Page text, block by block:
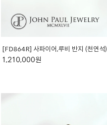
[FD864R] 사파이어,루비 반지 (천연석)
1,210,000원